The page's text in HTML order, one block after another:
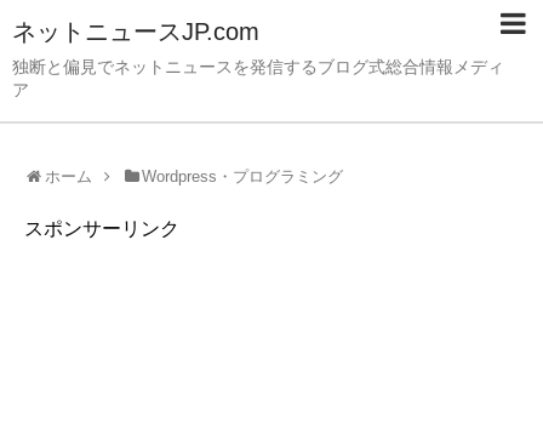
ネットニュースJP.com
独断と偏見でネットニュースを発信するブログ式総合情報メディ
ア
ホーム Wordpress・プログラミング
スポンサーリンク